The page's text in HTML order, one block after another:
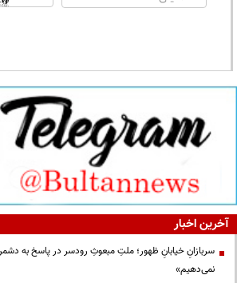
آخرین اخبار
سربازانِ خیابانِ ظهور؛ ملتِ مبعوثِ رودسر در پاسخ به دشمن:
نمی‌دهیم»